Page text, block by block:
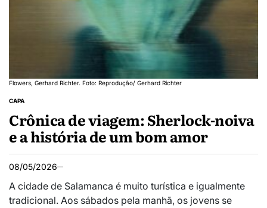
Flowers, Gerhard Richter. Foto: Reprodução/ Gerhard Richter
CAPA
Crônica de viagem: Sherlock-noiva
e a história de um bom amor
08/05/2026
A cidade de Salamanca é muito turística e igualmente
tradicional. Aos sábados pela manhã, os jovens se